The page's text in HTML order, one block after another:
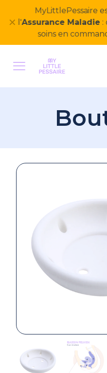
MyLittlePessaire
l'Assurance Maladie :
soins en
✕